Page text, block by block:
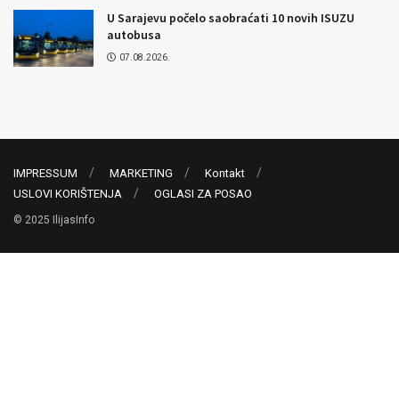
U Sarajevu počelo saobraćati 10 novih ISUZU
autobusa
07.08.2026.
IMPRESSUM MARKETING
Kontakt
USLOVI KORIŠTENJA
OGLASI ZA POSAO
© 2025 IlijasInfo